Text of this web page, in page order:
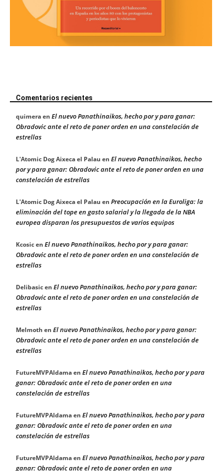
Comentarios recientes
quimeraen El nuevo Panathinaikos, hecho por y para ganar:
Obradovic ante el reto de poner orden en una constelación de
estrellas
L'Atomic Dog Aixeca el Palau en El nuevo Panathinaikos, hecho
por y para ganar: Obradovic ante el reto de poner orden en una
constelación de estrellas
L'Atomic Dog Aixeca el Palau en Preocupación en la Euroliga: la
eliminación del tope en gasto salarial y la llegada de la NBA
europea disparan los presupuestos de varios equipos
Kcosicen El nuevo Panathinaikos, hecho por y para ganar:
Obradovic ante el reto de poner orden en una constelación de
estrellas
Delibasicen El nuevo Panathinaikos, hecho por y para ganar:
Obradovic ante el reto de poner orden en una constelación de
estrellas
Melmoth en El nuevo Panathinaikos, hecho por y para ganar:
Obradovic ante el reto de poner orden en una constelación de
estrellas
FutureMVPAldamaen El nuevo Panathinaikos, hecho por y para
ganar: Obradovic ante el reto de poner orden en una
constelación de estrellas
FutureMVPAldamaen El nuevo Panathinaikos, hecho por y para
ganar: Obradovic ante el reto de poner orden en una
constelación de estrellas
FutureMVPAldamaen El nuevo Panathinaikos, hecho por y para
ganar: Obradovic ante el reto de poner orden en una